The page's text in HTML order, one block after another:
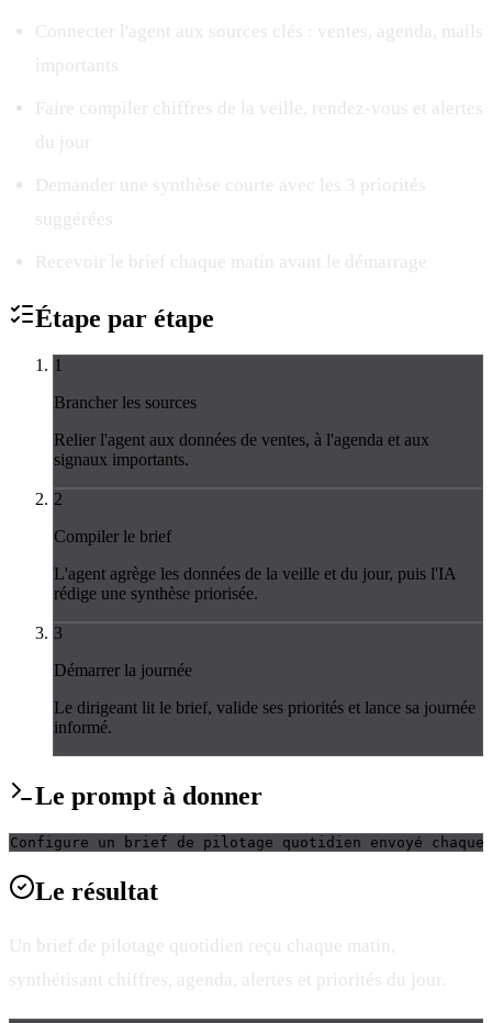
Connecter l'agent aux sources clés : ventes, agenda, mails
importants
Faire compiler chiffres de la veille, rendez-vous et alertes
du jour
Demander une synthèse courte avec les 3 priorités
suggérées
Recevoir le brief chaque matin avant le démarrage
Étape par étape
1
Brancher les sources
Relier l'agent aux données de ventes, à l'agenda et aux
signaux importants.
2
Compiler le brief
L'agent agrège les données de la veille et du jour, puis l'IA
rédige une synthèse priorisée.
3
Démarrer la journée
Le dirigeant lit le brief, valide ses priorités et lance sa journée
informé.
Le prompt à donner
Configure un brief de pilotage quotidien envoyé
Le résultat
Un brief de pilotage quotidien reçu chaque matin,
synthétisant chiffres, agenda, alertes et priorités du jour.